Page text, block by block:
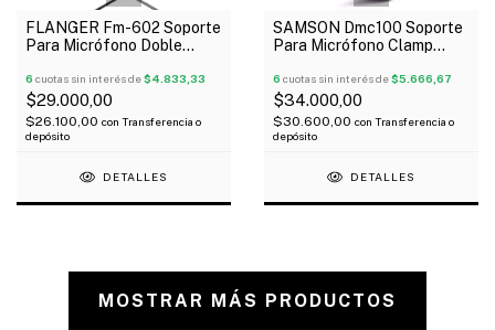
FLANGER Fm-602 Soporte
Para Micrófono Doble
6 cuotas sin interés de$4.833,33
$29.000,00
$26.100,00 con Transferencia o
depósito
DETALLES
SAMSON Dmc100 Soporte
Para Micrófono Clamp
Unidad
6 cuotas sin interés de$5.666,67
$34.000,00
$30.600,00 con Transferencia o
depósito
DETALLES
MOSTRAR MÁS PRODUCTOS